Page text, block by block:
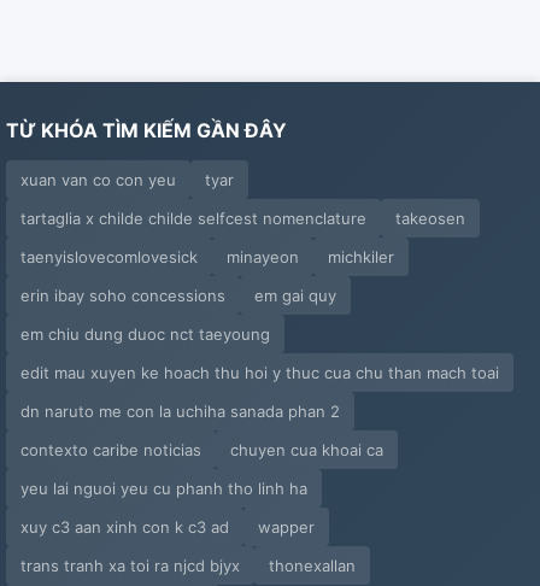
TỪ KHÓA TÌM KIẾM GẦN ĐÂY
xuan van co con yeu
tyar
tartaglia x childe childe selfcest nomenclature
takeosen
taenyislovecomlovesick
minayeon
michkiler
erin ibay soho concessions
em gai quy
em chiu dung duoc nct taeyoung
edit mau xuyen ke hoach thu hoi y thuc cua chu than mach toai
dn naruto me con la uchiha sanada phan 2
contexto caribe noticias
chuyen cua khoai ca
yeu lai nguoi yeu cu phanh tho linh ha
xuy c3 aan xinh con k c3 ad
wapper
trans tranh xa toi ra njcd bjyx
thonexallan